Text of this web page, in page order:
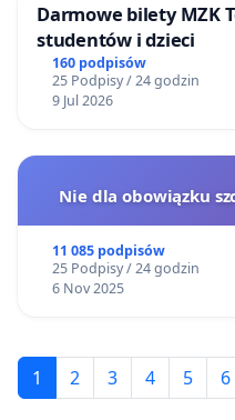
Darmowe bilety MZK
studentów i dzieci
160 podpisów
25 Podpisy / 24 godzin
9 Jul 2026
Nie dla obowiązku
11 085 podpisów
25 Podpisy / 24 godzin
6 Nov 2025
1 2 3 4 5 6